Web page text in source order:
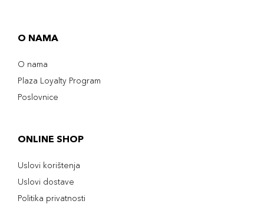
O NAMA
O nama
Plaza Loyalty Program
Poslovnice
ONLINE SHOP
Uslovi korištenja
Uslovi dostave
Politika privatnosti